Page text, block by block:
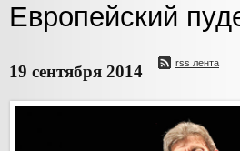
Европейский
19 сентября 2014 rss лента